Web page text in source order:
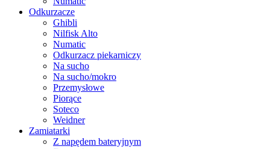
Odkurzacze
Ghibli
Nilfisk Alto
Numatic
Odkurzacz piekarniczy
Na sucho
Na sucho/mokro
Przemysłowe
Piorące
Soteco
Weidner
Zamiatarki
Z napędem bateryjnym